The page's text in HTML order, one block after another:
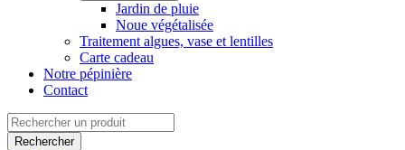
Jardin de pluie
Noue végétalisée
Traitement algues, vase et lentilles
Carte cadeau
Notre pépinière
Contact
Rechercher